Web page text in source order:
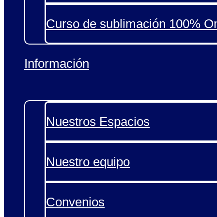
Curso de sublimación 100%
Información
Nuestros Espacios
Nuestro equipo
Convenios